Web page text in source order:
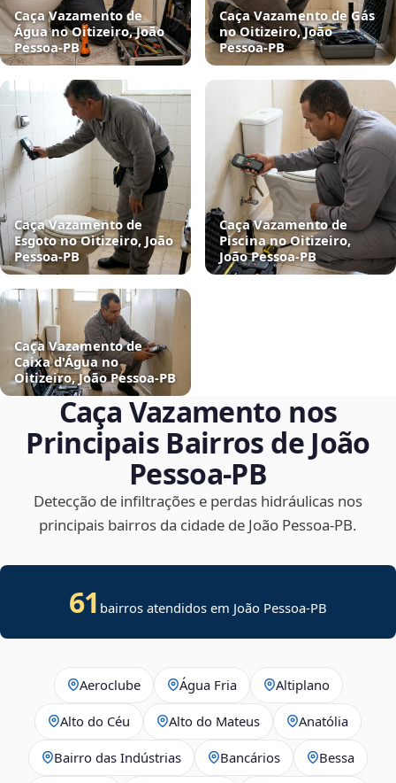
Caça Vazamento de
Água no Oitizeiro, João
Pessoa‑PB
Caça Vazamento de Gás
no Oitizeiro, João
Pessoa‑PB
Caça Vazamento de
Esgoto no Oitizeiro, João
Pessoa‑PB
Caça Vazamento de
Piscina no Oitizeiro,
João Pessoa‑PB
Caça Vazamento de
Caixa d'Água no
Oitizeiro, João Pessoa‑PB
Caça Vazamento nos
Principais Bairros de João
Pessoa‑PB
Detecção de infiltrações e perdas hidráulicas nos
principais bairros da cidade de João Pessoa‑PB.
61 bairros atendidos em João Pessoa-PB
Aeroclube Água Fria Altiplano
Alto do Céu Alto do Mateus Anatólia
Bairro das Indústrias Bancários Bessa